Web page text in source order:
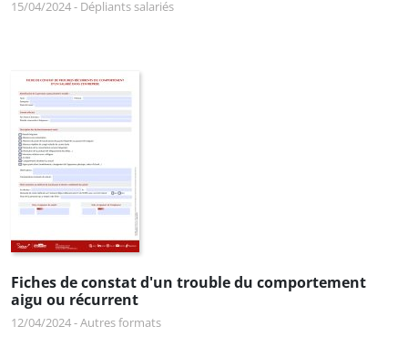
15/04/2024- Dépliants salariés
Fiches de constat d'un trouble du comportement
aigu ou récurrent
12/04/2024-Autres formats